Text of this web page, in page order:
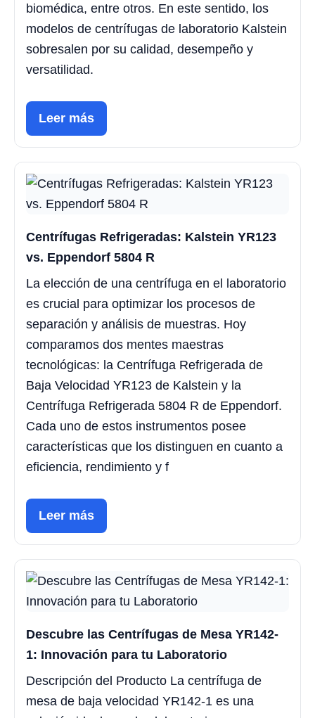
biomédica, entre otros. En este sentido, los
modelos de centrífugas de laboratorio Kalstein
sobresalen por su calidad, desempeño y
versatilidad.
Leer más
Centrífugas Refrigeradas: Kalstein YR123
vs. Eppendorf 5804 R
La elección de una centrífuga en el laboratorio
es crucial para optimizar los procesos de
separación y análisis de muestras. Hoy
comparamos dos mentes maestras
tecnológicas: la Centrífuga Refrigerada de
Baja Velocidad YR123 de Kalstein y la
Centrífuga Refrigerada 5804 R de Eppendorf.
Cada uno de estos instrumentos posee
características que los distinguen en cuanto a
eficiencia, rendimiento y f
Leer más
Descubre las Centrífugas de Mesa YR142-
1: Innovación para tu Laboratorio
Descripción del Producto La centrífuga de
mesa de baja velocidad YR142-1 es una